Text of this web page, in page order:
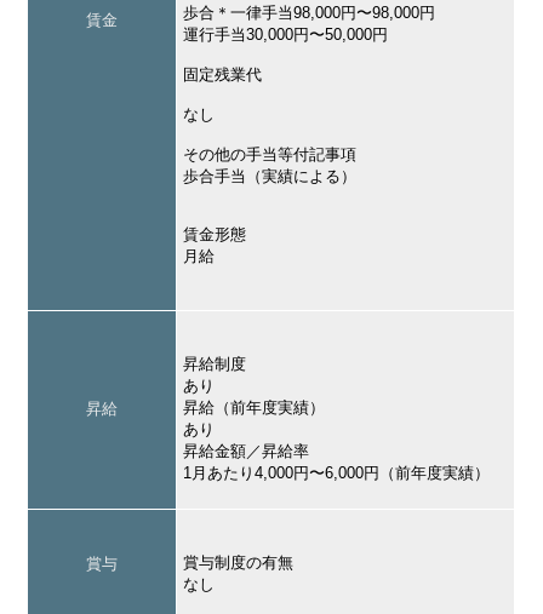
賃金
歩合＊一律手当98,000円〜98,000円
運行手当30,000円〜50,000円
固定残業代
なし
その他の手当等付記事項
歩合手当（実績による）
賃金形態
月給
昇給
昇給制度
あり
昇給（前年度実績）
あり
昇給金額／昇給率
1月あたり4,000円〜6,000円（前年度実績）
賞与
賞与制度の有無
なし